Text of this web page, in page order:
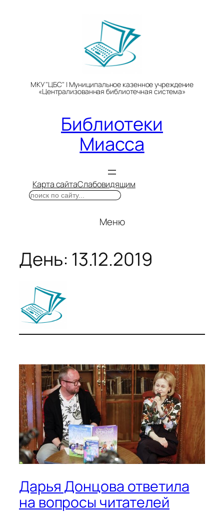
МКУ "ЦБС" | Муниципальное казенное учреждение
«Централизованная библиотечная система»
Библиотеки
Миасса
Карта сайтаСлабовидящим
Поиск
Меню
День: 13.12.2019
Дарья Донцова ответила
на вопросы читателей